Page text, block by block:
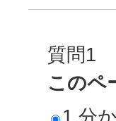
質問1
このペ